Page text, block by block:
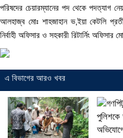
পরিষদের চেয়ারম্যানের পদ থেকে পদত্যাগ
আলহাজ্ব মোঃ শাহজাহান ভ‚ইয়া কেটলি
নির্বাহী অফিসার ও সহকারী রিটার্নিং
এ বিভাগের আরও খবর